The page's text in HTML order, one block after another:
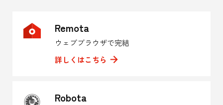
Remota
ウェブブラウザで完結
詳しくはこちら
Robota